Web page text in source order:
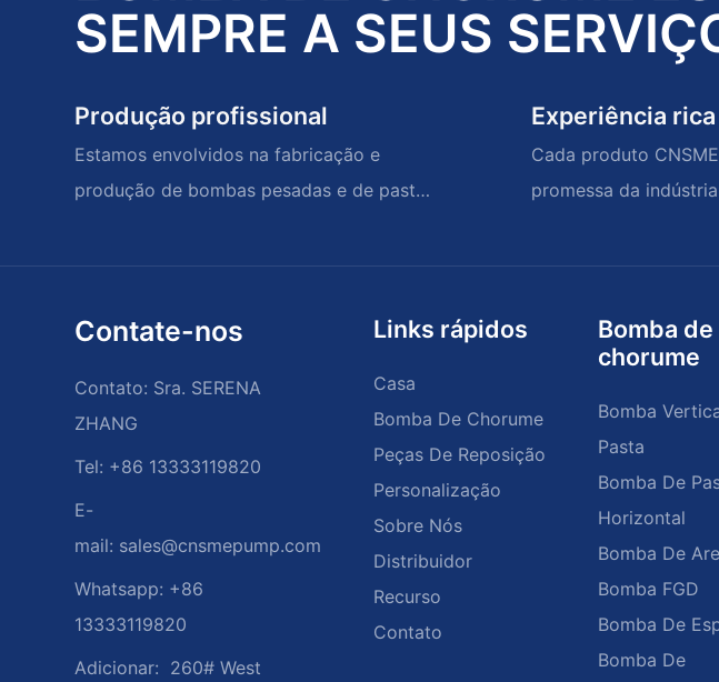
SEMPRE A SEUS
Produção profissional
Estamos envolvidos na fabricação e
produção de bombas pesadas e de pasta
Experiência rica
Cada produto
promessa da
Contate-nos
Contato: Sra. SERENA
ZHANG
Tel: +86 13333119820
E-
mail: sales@cnsmepump.com
Whatsapp: +86
13333119820
Adicionar: 260# West
Links rápidos
Casa
Bomba De Chorume
Peças De Reposição
Personalização
Sobre Nós
Distribuidor
Recurso
Contato
Bomba de
chorume
Bomba
Pasta
Bomba De
Horizontal
Bomba De
Bomba FGD
Bomba De
Bomba De